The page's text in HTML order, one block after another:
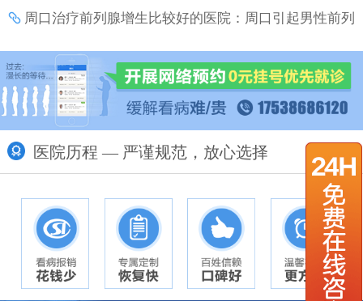
和生活的影响？
周口治疗前列腺增生比较好的医院：周口引起男性前列
医院历程 — 严谨规范，放心选择